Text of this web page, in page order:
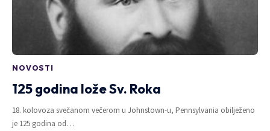
NOVOSTI
125 godina lože Sv. Roka
18. kolovoza svečanom večerom u Johnstown-u, Pennsylvania obilježeno
je 125 godina od…